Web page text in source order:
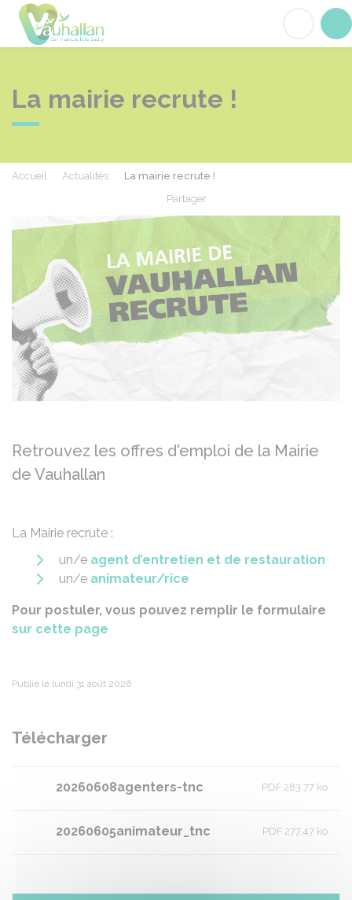
La mairie recrute !
Accueil Actualités
La mairie recrute !
Partager
Retrouvez les offres d'emploi de la Mairie
de Vauhallan
La Mairie recrute :
un/e agent d’entretien et de restauration
un/e animateur/rice
Pour postuler, vous pouvez remplir le formulaire
sur cette page
Publié le lundi 31 août 2026
Télécharger
20260608agenters-tnc PDF 283.77 ko
20260605animateur_tnc PDF 277.47 ko